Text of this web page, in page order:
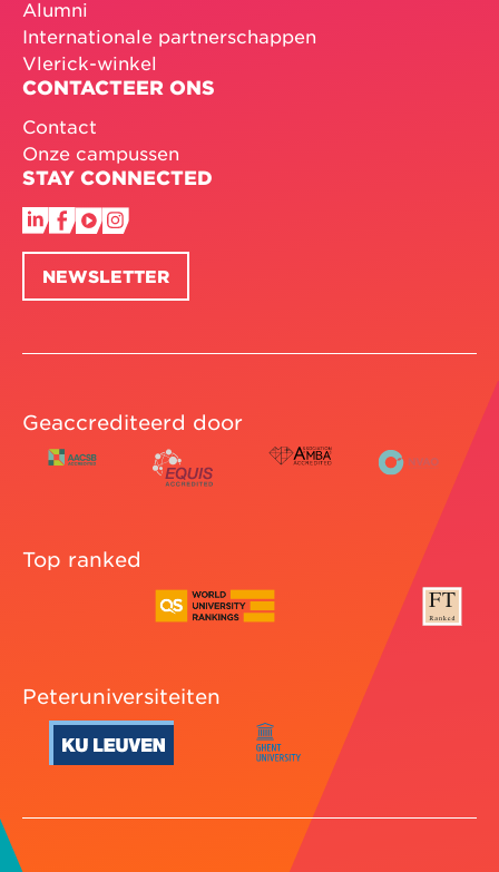
Alumni
Internationale partnerschappen
Vlerick-winkel
CONTACTEER ONS
Contact
Onze campussen
STAY CONNECTED
NEWSLETTER
Geaccrediteerd door
Top ranked
Peteruniversiteiten